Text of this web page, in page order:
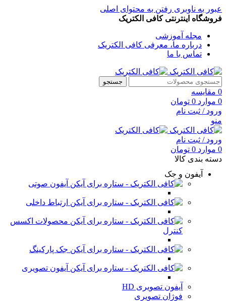
عبور به ناوبری رفتن به محتوای اصلی
فروشگاه اینترنتی کافی الکتریک
مجله آموزشی
درباره ما، معرفی کافی الکتریک
تماس با ما
جستجو
0 مقایسه
0 موارد 0 تومان
ورود / ثبت نام
منو
ورود / ثبت نام
0 موارد 0 تومان
دسته بندی کالا
آیفون و جک
آیفون صوتی
ارتباط داخلی
محصولات اکسس
کنترل
جک پارکینگ
آیفون تصویری
آیفون تصویری HD
فوژان تصویری